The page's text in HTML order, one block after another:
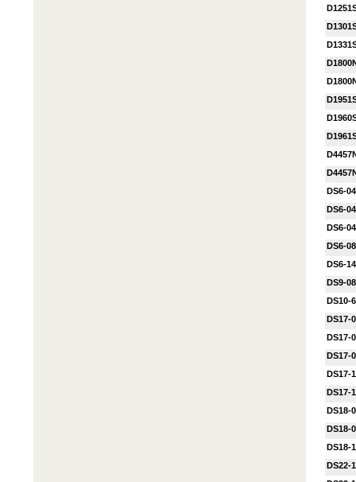
DS6-
DS6-
DS6-
DS6-
DS6-
DS9-
DS10-
DS17-
DS17-
DS17-
DS17-
DS17-
DS18-
DS18-
DS18-
DS22-